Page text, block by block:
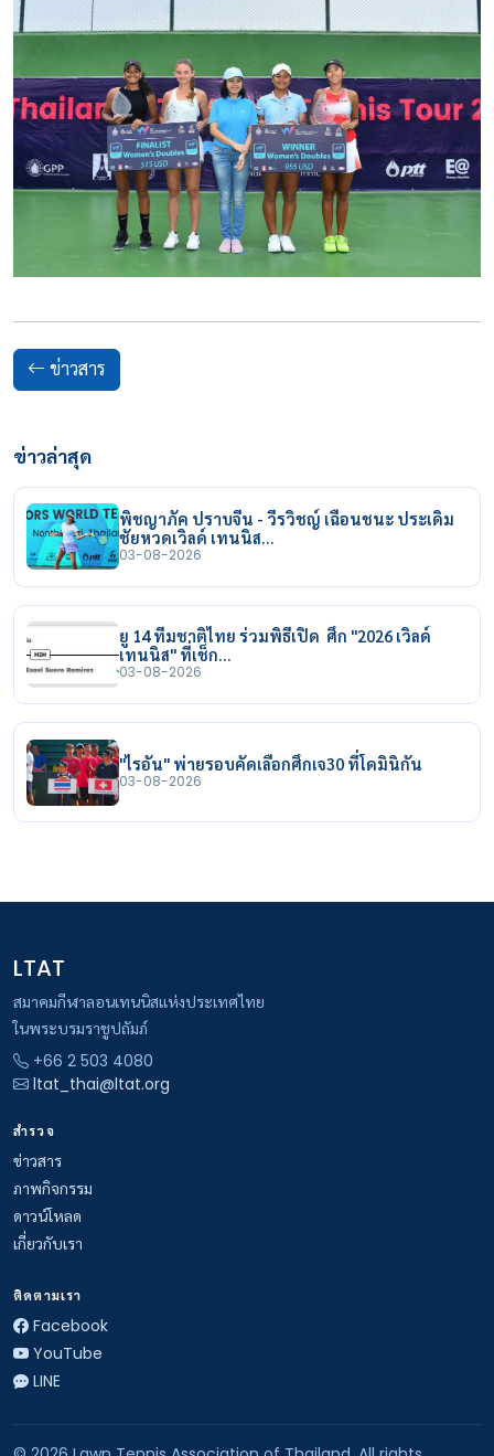
ข่าวสาร
ข่าวล่าสุด
พิชญาภัค ปราบจีน - วีรวิชญ์ เฉือนชนะ ประเดิม
ชัยหวดเวิลด์ เทนนิส…
03-08-2026
ยู 14 ทีมชาติไทย ร่วมพิธีเปิด ศึก "2026 เวิลด์
เทนนิส" ที่เช็ก…
03-08-2026
"ไรอัน" พ่ายรอบคัดเลือกศึกเจ30 ที่โดมินิกัน
03-08-2026
LTAT
สมาคมกีฬาลอนเทนนิสแห่งประเทศไทย
ในพระบรมราชูปถัมภ์
+66 2 503 4080
ltat_thai@ltat.org
สำรวจ
ข่าวสาร
ภาพกิจกรรม
ดาวน์โหลด
เกี่ยวกับเรา
ติดตามเรา
Facebook
YouTube
LINE